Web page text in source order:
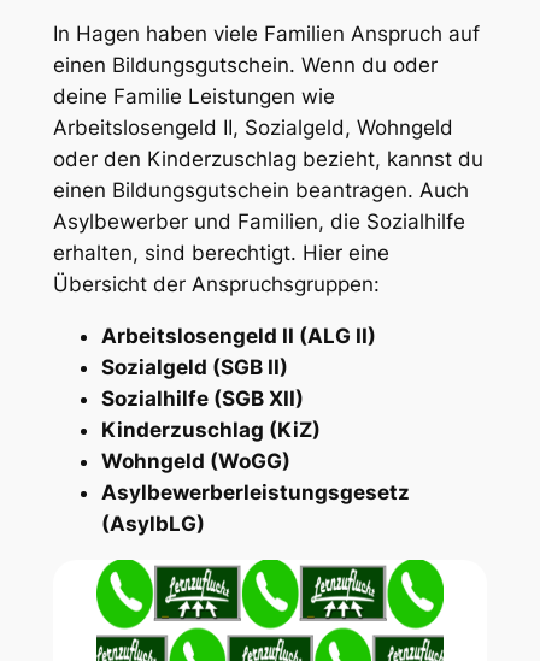
In Hagen haben viele Familien Anspruch auf
einen Bildungsgutschein. Wenn du oder
deine Familie Leistungen wie
Arbeitslosengeld II, Sozialgeld, Wohngeld
oder den Kinderzuschlag bezieht, kannst du
einen Bildungsgutschein beantragen. Auch
Asylbewerber und Familien, die Sozialhilfe
erhalten, sind berechtigt. Hier eine
Übersicht der Anspruchsgruppen:
Arbeitslosengeld II (ALG II)
Sozialgeld (SGB II)
Sozialhilfe (SGB XII)
Kinderzuschlag (KiZ)
Wohngeld (WoGG)
Asylbewerberleistungsgesetz
(AsylbLG)